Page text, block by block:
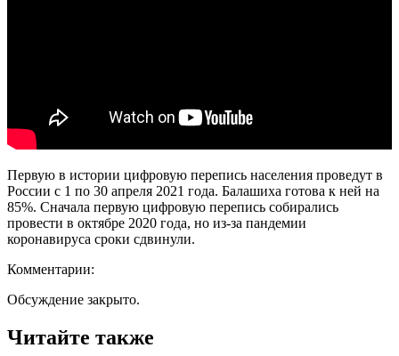
Первую в истории цифровую перепись населения проведут в
России с 1 по 30 апреля 2021 года. Балашиха готова к ней на
85%. Сначала первую цифровую перепись собирались
провести в октябре 2020 года, но из-за пандемии
коронавируса сроки сдвинули.
Комментарии:
Обсуждение закрыто.
Читайте также